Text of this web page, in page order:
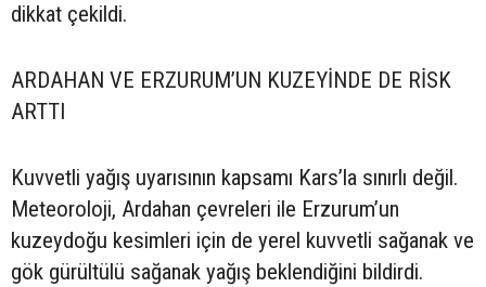
dikkat çekildi.
ARDAHAN VE ERZURUM’UN KUZEYİNDE DE RİSK
ARTTI
Kuvvetli yağış uyarısının kapsamı Kars’la sınırlı değil.
Meteoroloji, Ardahan çevreleri ile Erzurum’un
kuzeydoğu kesimleri için de yerel kuvvetli sağanak ve
gök gürültülü sağanak yağış beklendiğini bildirdi.